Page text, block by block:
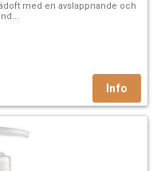
med en avslappnande och